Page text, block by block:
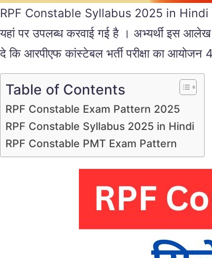
RPF Constable Syllabus 2025 in Hindi
यहां पर उपलब्ध करवाई गई है । अभ्यर्थी इस
दे कि आरपीएफ कांस्टेबल भर्ती परीक्षा का आयोजन
Table of Contents
RPF Constable Exam Pattern 2025
RPF Constable Syllabus 2025 in Hindi
RPF Constable PMT Exam Pattern